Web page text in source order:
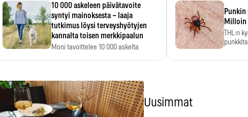
10 000 askeleen päivätavoite
syntyi mainoksesta – laaja
tutkimus löysi terveyshyötyjen
kannalta toisen merkkipaalun
Moni tavoittelee 10 000 askelta
Milloin
THL:n
Uusimmat